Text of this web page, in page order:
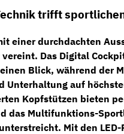
trifft
einer durchdachten
Das Digital
Blick, während der
Unterhaltung auf
Kopfstützen bieten
das Multifunktions-
Mit den